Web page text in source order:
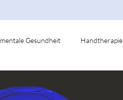
mentale Gesundheit Handtherapie